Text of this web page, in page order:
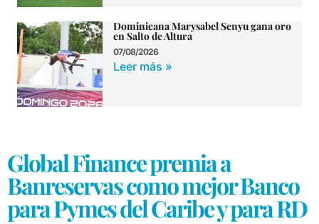
Dominicana Marysabel Senyu gana oro
en Salto de Altura
07/08/2026
Leer más »
Global Finance premia a
Banreservas como mejor Banco
para Pymes del Caribe y para RD